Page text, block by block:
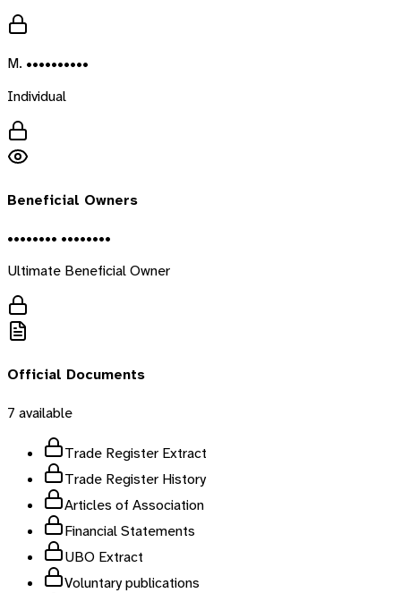
M. ••••••••••
Individual
Beneficial Owners
•••••••• ••••••••
Ultimate Beneficial Owner
Official Documents
7 available
Trade Register Extract
Trade Register History
Articles of Association
Financial Statements
UBO Extract
Voluntary publications